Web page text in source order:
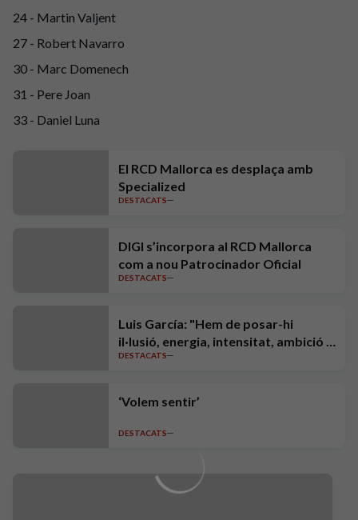
24 - Martin Valjent
27 - Robert Navarro
30 - Marc Domenech
31 - Pere Joan
33 - Daniel Luna
El RCD Mallorca es desplaça amb
Specialized
DESTACATS
DIGI s’incorpora al RCD Mallorca
com a nou Patrocinador Oficial
DESTACATS
Luis García: "Hem de posar-hi
il·lusió, energia, intensitat, ambició i
exigència"
DESTACATS
‘Volem sentir’
DESTACATS